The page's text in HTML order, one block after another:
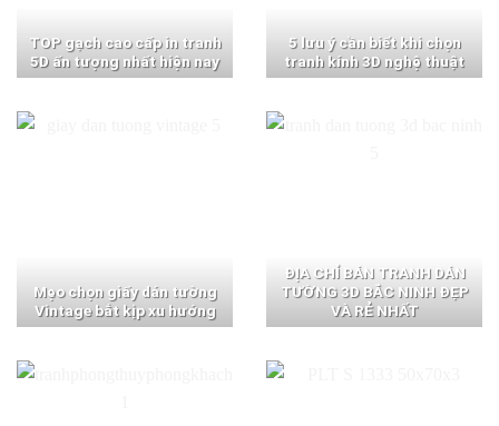
TOP gạch cao cấp in tranh
5D ấn tượng nhất hiện nay
5 lưu ý cần biết khi chọn
tranh kính 3D nghệ thuật
Mẹo chọn giấy dán tường
Vintage bắt kịp xu hướng
ĐỊA CHỈ BÁN TRANH DÁN
TƯỜNG 3D BẮC NINH ĐẸP
VÀ RẺ NHẤT